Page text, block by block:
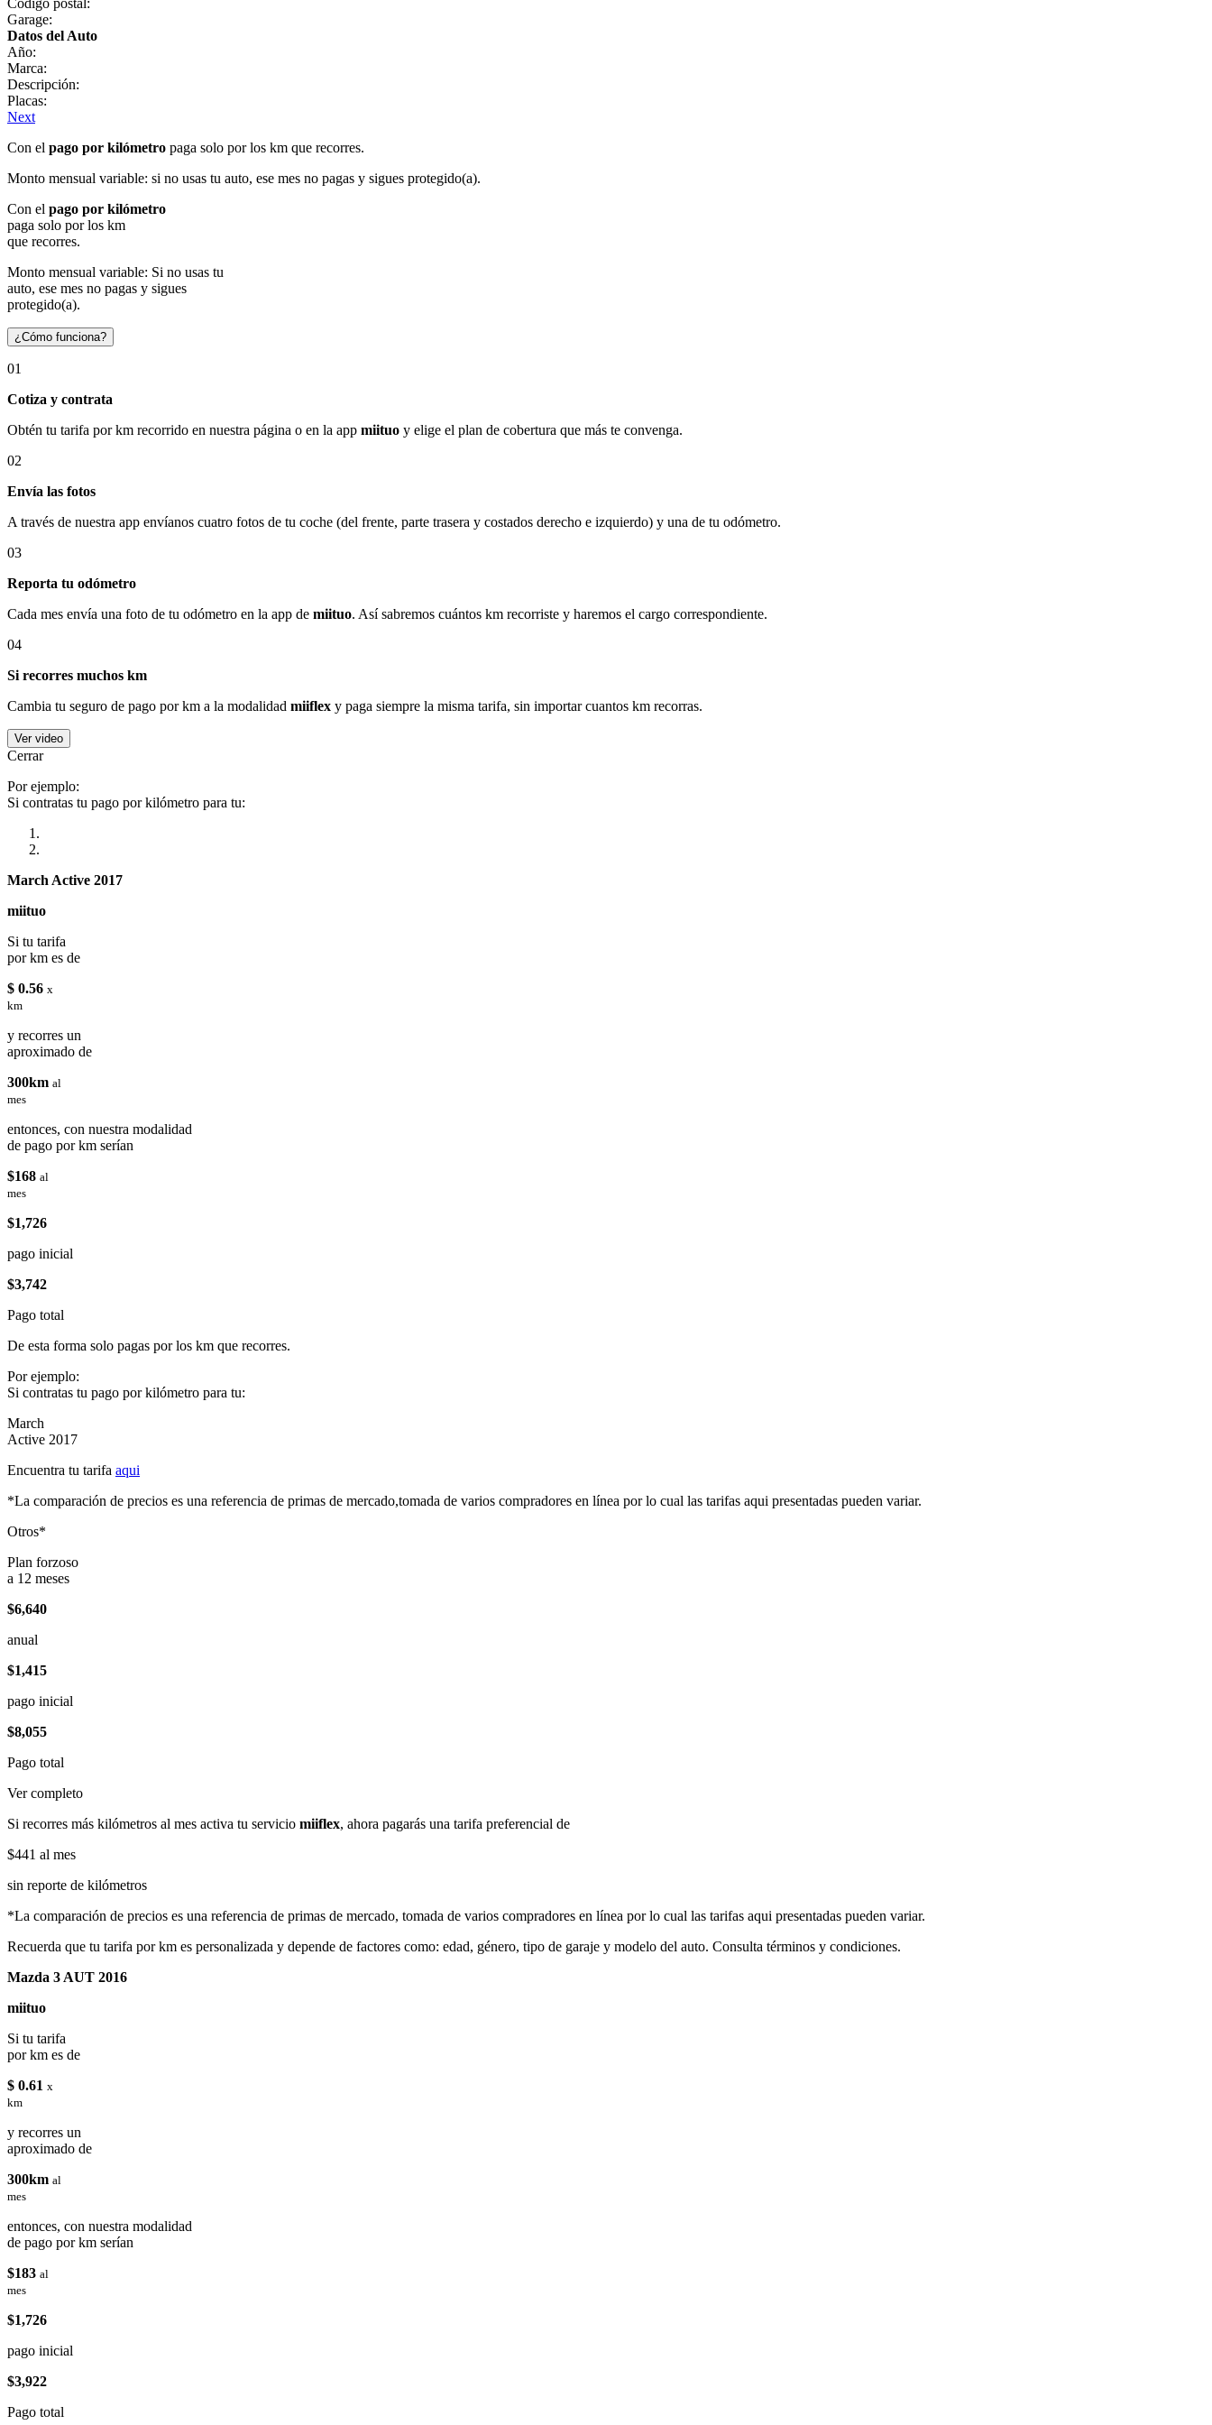
Garage:
Datos del Auto
Año:
Marca:
Descripción:
Placas:
Next
Con el pago por kilómetro paga solo por los km que recorres.
Monto mensual variable: si no usas tu auto, ese mes no pagas y sigues protegido(a).
Con el pago por kilómetro
paga solo por los km
que recorres.
Monto mensual variable: Si no usas tu
auto, ese mes no pagas y sigues
protegido(a).
¿Cómo funciona?
01
Cotiza y contrata
Obtén tu tarifa por km recorrido en nuestra página o en la app miituo y elige el plan de cobertura que más te convenga.
02
Envía las fotos
A través de nuestra app envíanos cuatro fotos de tu coche (del frente, parte trasera y costados derecho e izquierdo) y una de tu odómetro.
03
Reporta tu odómetro
Cada mes envía una foto de tu odómetro en la app de miituo. Así sabremos cuántos km recorriste y haremos el cargo correspondiente.
04
Si recorres muchos km
Cambia tu seguro de pago por km a la modalidad miiflex y paga siempre la misma tarifa, sin importar cuantos km recorras.
Ver video
Cerrar
Por ejemplo:
Si contratas tu pago por kilómetro para tu:
March Active 2017
miituo
Si tu tarifa
por km es de
$ 0.56 x
km
y recorres un
aproximado de
300km al
mes
entonces, con nuestra modalidad
de pago por km serían
$168 al
mes
$1,726
pago inicial
$3,742
Pago total
De esta forma solo pagas por los km que recorres.
Por ejemplo:
Si contratas tu pago por kilómetro para tu:
March
Active 2017
Encuentra tu tarifa aqui
*La comparación de precios es una referencia de primas de mercado,tomada de varios compradores en línea por lo cual las tarifas aqui presentadas pueden variar.
Otros*
Plan forzoso
a 12 meses
$6,640
anual
$1,415
pago inicial
$8,055
Pago total
Ver completo
Si recorres más kilómetros al mes activa tu servicio miiflex, ahora pagarás una tarifa preferencial de
$441 al mes
sin reporte de kilómetros
*La comparación de precios es una referencia de primas de mercado, tomada de varios compradores en línea por lo cual las tarifas aqui presentadas pueden variar.
Recuerda que tu tarifa por km es personalizada y depende de factores como: edad, género, tipo de garaje y modelo del auto. Consulta términos y condiciones.
Mazda 3 AUT 2016
miituo
Si tu tarifa
por km es de
$ 0.61 x
km
y recorres un
aproximado de
300km al
mes
entonces, con nuestra modalidad
de pago por km serían
$183 al
mes
$1,726
pago inicial
$3,922
Pago total